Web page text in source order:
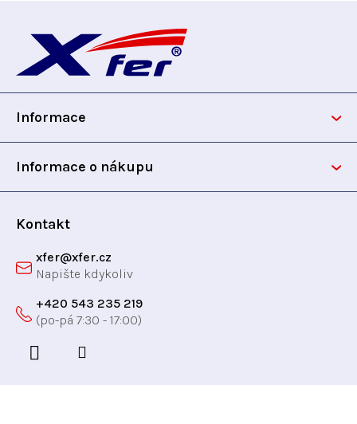
p
Informace
Informace o nákupu
Kontakt
xfer@xfer.cz
+420 543 235 219